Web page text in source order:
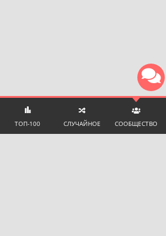
ТОП-100 СЛУЧАЙНОЕ СООБЩЕСТВО